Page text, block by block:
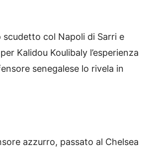
col Napoli di Sarri e
Kalidou Koulibaly l’esperienza
senegalese lo rivela in
azzurro, passato al Chelsea